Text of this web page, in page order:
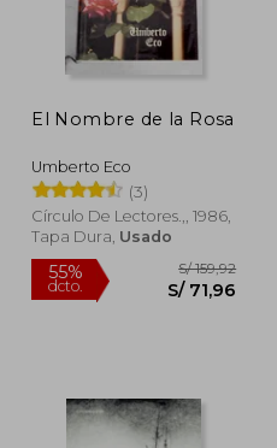
40%
dcto.
El Nombre de la Rosa
Umberto Eco
(3)
Círculo De Lectores.,, 1986,
Tapa Dura, Usado